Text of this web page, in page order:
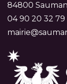
84800
04 90 20 32 79